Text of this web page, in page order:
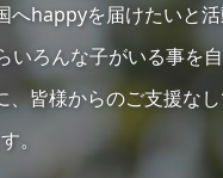
へhappyを届けたいと
ろんな子がいる事を
皆様からのご支援な
。